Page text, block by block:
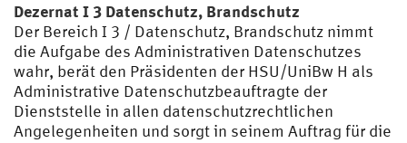
Dezernat I 3 Datenschutz, Brandschutz
Der Bereich I 3 / Datenschutz, Brandschutz nimmt
die Aufgabe des Administrativen Datenschutzes
wahr, berät den Präsidenten der HSU/UniBw H als
Administrative Datenschutzbeauftragte der
Dienststelle in allen datenschutzrechtlichen
Angelegenheiten und sorgt in seinem Auftrag für die